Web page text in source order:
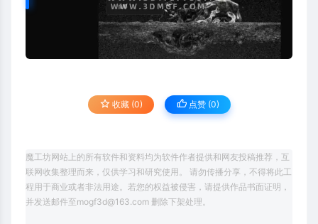
收藏 (0) 点赞 (0)
魔工坊网站上的所有软件和资料均为软件作者提供和网友投稿推荐，互
联网收集整理而来，仅供学习和研究使用。 请勿传播分享，不得将此工
程用于商业或者非法用途。若您的权益被侵害，请提供作品书面证明，
并发送邮件至mogf3d@163.com 删除下架处理。